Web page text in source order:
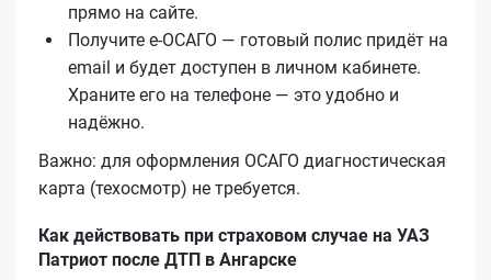
прямо на сайте.
Получите е‑ОСАГО — готовый полис придёт на
email и будет доступен в личном кабинете.
Храните его на телефоне — это удобно и
надёжно.
Важно: для оформления ОСАГО диагностическая
карта (техосмотр) не требуется.
Как действовать при страховом случае на УАЗ
Патриот после ДТП в Ангарске